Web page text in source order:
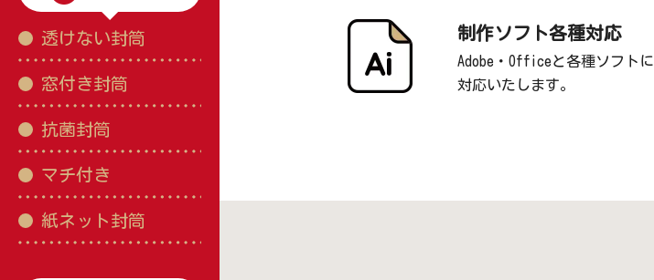
透けない封筒
窓付き封筒
抗菌封筒
マチ付き
紙ネット封筒
制作ソフト各種対応
Adobe・Officeと各種ソフトに
対応いたします。